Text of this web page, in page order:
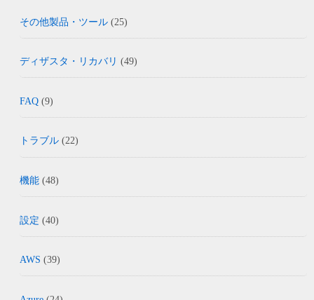
その他製品・ツール (25)
ディザスタ・リカバリ (49)
FAQ (9)
トラブル (22)
機能 (48)
設定 (40)
AWS (39)